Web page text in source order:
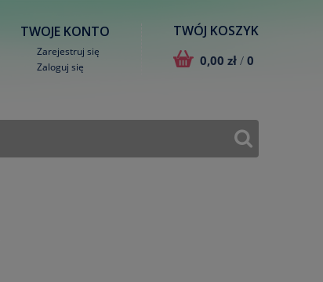
TWÓJ KOSZYK
0,00 zł / 0
TWOJE KONTO
Zarejestruj się
Zaloguj się